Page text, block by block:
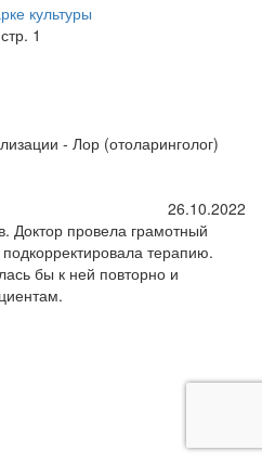
культуры
1
- Лор (отоларинголог)
26.10.2022
Доктор провела грамотный
терапию.
бы к ней повторно и